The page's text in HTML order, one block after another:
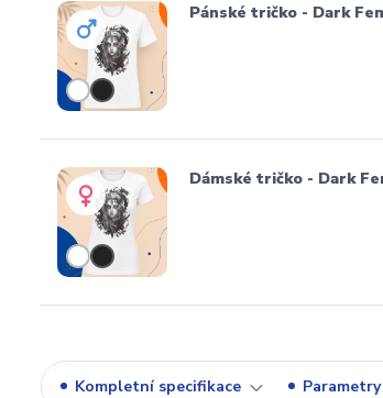
Pánské tričko - Dark
Dámské tričko - Dark
Kompletní specifikace Parametry